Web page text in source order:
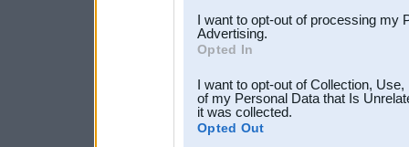
I want to opt-out of processing my
Advertising.
Opted In
I want to opt-out of Collection,
of my Personal Data that Is
it was collected.
Opted Out